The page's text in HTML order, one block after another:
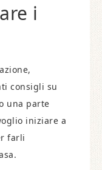
i
consigli su
una parte
iniziare a
farli